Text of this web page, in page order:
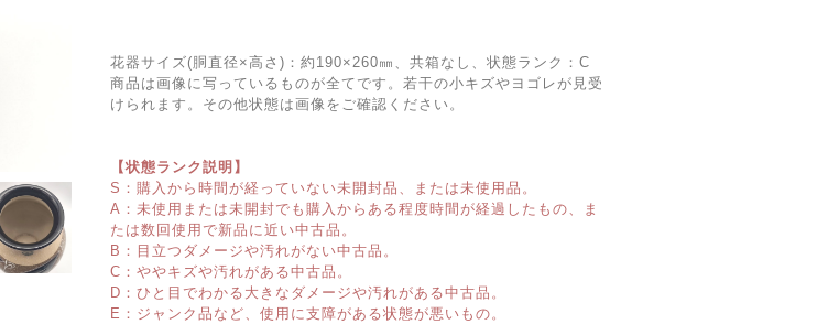
花器サイズ(胴直径×高さ)：約190×260㎜、共箱なし、状態ランク：C
商品は画像に写っているものが全てです。若干の小キズやヨゴレが見受
けられます。その他状態は画像をご確認ください。
【状態ランク説明】
S：購入から時間が経っていない未開封品、または未使用品。
A：未使用または未開封でも購入からある程度時間が経過したもの、ま
たは数回使用で新品に近い中古品。
B：目立つダメージや汚れがない中古品。
C：ややキズや汚れがある中古品。
D：ひと目でわかる大きなダメージや汚れがある中古品。
E：ジャンク品など、使用に支障がある状態が悪いもの。